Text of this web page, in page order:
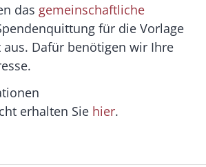
das gemeinschaftliche
für die Vorlage
aus. Dafür benötigen wir Ihre
erhalten Sie hier.